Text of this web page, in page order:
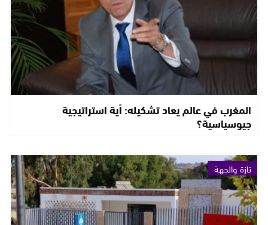
المغرب في عالم يعاد تشكيله: أية استراتيجية
جيوسياسية؟
تازة والجهة